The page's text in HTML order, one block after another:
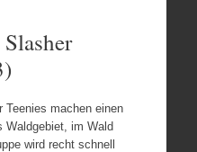
Teenies machen einen
Waldgebiet, im Wald
wird recht schnell